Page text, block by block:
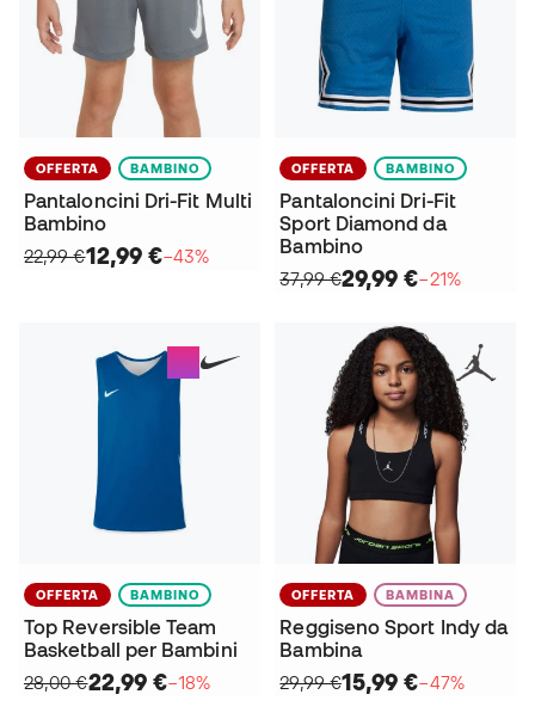
OFFERTA BAMBINO
Pantaloncini Dri-Fit Multi
Bambino
22,99 €12,99 €−43%
OFFERTA BAMBINO
Pantaloncini Dri-Fit
Sport Diamond da
Bambino
37,99 €29,99 €−21%
OFFERTA BAMBINO
Top Reversible Team
Basketball per Bambini
28,00 €22,99 €−18%
OFFERTA BAMBINA
Reggiseno Sport Indy da
Bambina
29,99 €15,99 €−47%